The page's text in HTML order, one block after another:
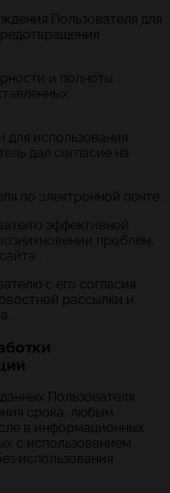
Пользователя для
и полноты
для использования
дал согласие на
по электронной почте.
эффективной
проблем,
.
с его согласия
рассылки и
.
Пользователя
срока, любым
в информационных
с использованием
использования